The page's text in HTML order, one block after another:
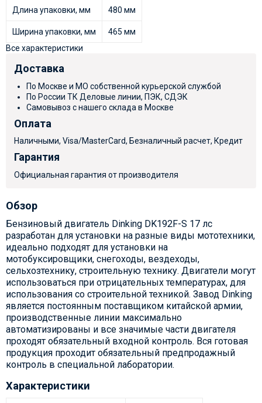
Длина упаковки, мм 480 мм
Ширина упаковки, мм
465 мм
Все характеристики
Доставка
По Москве и МО собственной курьерской службой
По России ТК Деловые линии, ПЭК, СДЭК
Самовывоз с нашего склада в Москве
Оплата
Наличными, Visa/MasterCard, Безналичный расчет, Кредит
Гарантия
Официальная гарантия от производителя
Обзор
Бензиновый двигатель Dinking DK192F-S 17 лс
разработан для установки на разные виды мототехники,
идеально подходят для установки на
мотобуксировщики, снегоходы, вездеходы,
сельхозтехнику, строительную технику. Двигатели могут
использоваться при отрицательных температурах, для
использования со строительной техникой. Завод Dinking
является постоянным поставщиком китайской армии,
производственные линии максимально
автоматизированы и все значимые части двигателя
проходят обязательный входной контроль. Вся готовая
продукция проходит обязательный предпродажный
контроль в специальной лаборатории.
Характеристики